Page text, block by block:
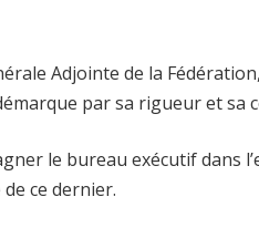
Adjointe de la
par sa rigueur et sa
le bureau exécutif dans
ce dernier.